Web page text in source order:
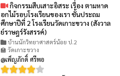
กิจกรรมสืบเสาะอิสระ เรื่อง ตามหาด
อกไม้รอบโรงเรียนของเรา ชั้นประถม
ศึกษาปีที่ 2 โรงเรียนวัดเกาะขวาง (สังวาล
ย์ราษฎร์รังสรรค์)
บ้านนักวิทยาศาสตร์น้อย ป.2
🏫 วัดเกาะขวาง
@เพ็ญภักดิ์ ศรีพอ